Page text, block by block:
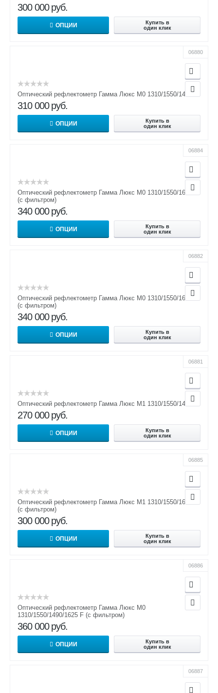
300 000 руб.
ОПЦИИ
Купить в
один клик
06880
Оптический рефлектометр Гамма Люкс M0 1310/1550/1490
310 000 руб.
ОПЦИИ
Купить в
один клик
06884
Оптический рефлектометр Гамма Люкс M0 1310/1550/1650 F
(с фильтром)
340 000 руб.
ОПЦИИ
Купить в
один клик
06882
Оптический рефлектометр Гамма Люкс M0 1310/1550/1625 F
(с фильтром)
340 000 руб.
ОПЦИИ
Купить в
один клик
06881
Оптический рефлектометр Гамма Люкс M1 1310/1550/1490
270 000 руб.
ОПЦИИ
Купить в
один клик
06885
Оптический рефлектометр Гамма Люкс M1 1310/1550/1650 F
(с фильтром)
300 000 руб.
ОПЦИИ
Купить в
один клик
06886
Оптический рефлектометр Гамма Люкс M0
1310/1550/1490/1625 F (с фильтром)
360 000 руб.
ОПЦИИ
Купить в
один клик
06887